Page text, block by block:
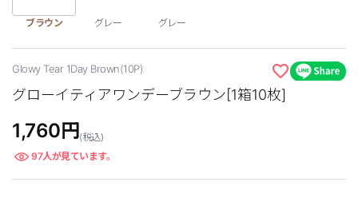
ブラウン グレー グレー
Glowy Tear 1Day Brown(10P)
グローイティアワンデーブラウン[1箱10枚]
1,760円(税込)
97人が見ています。